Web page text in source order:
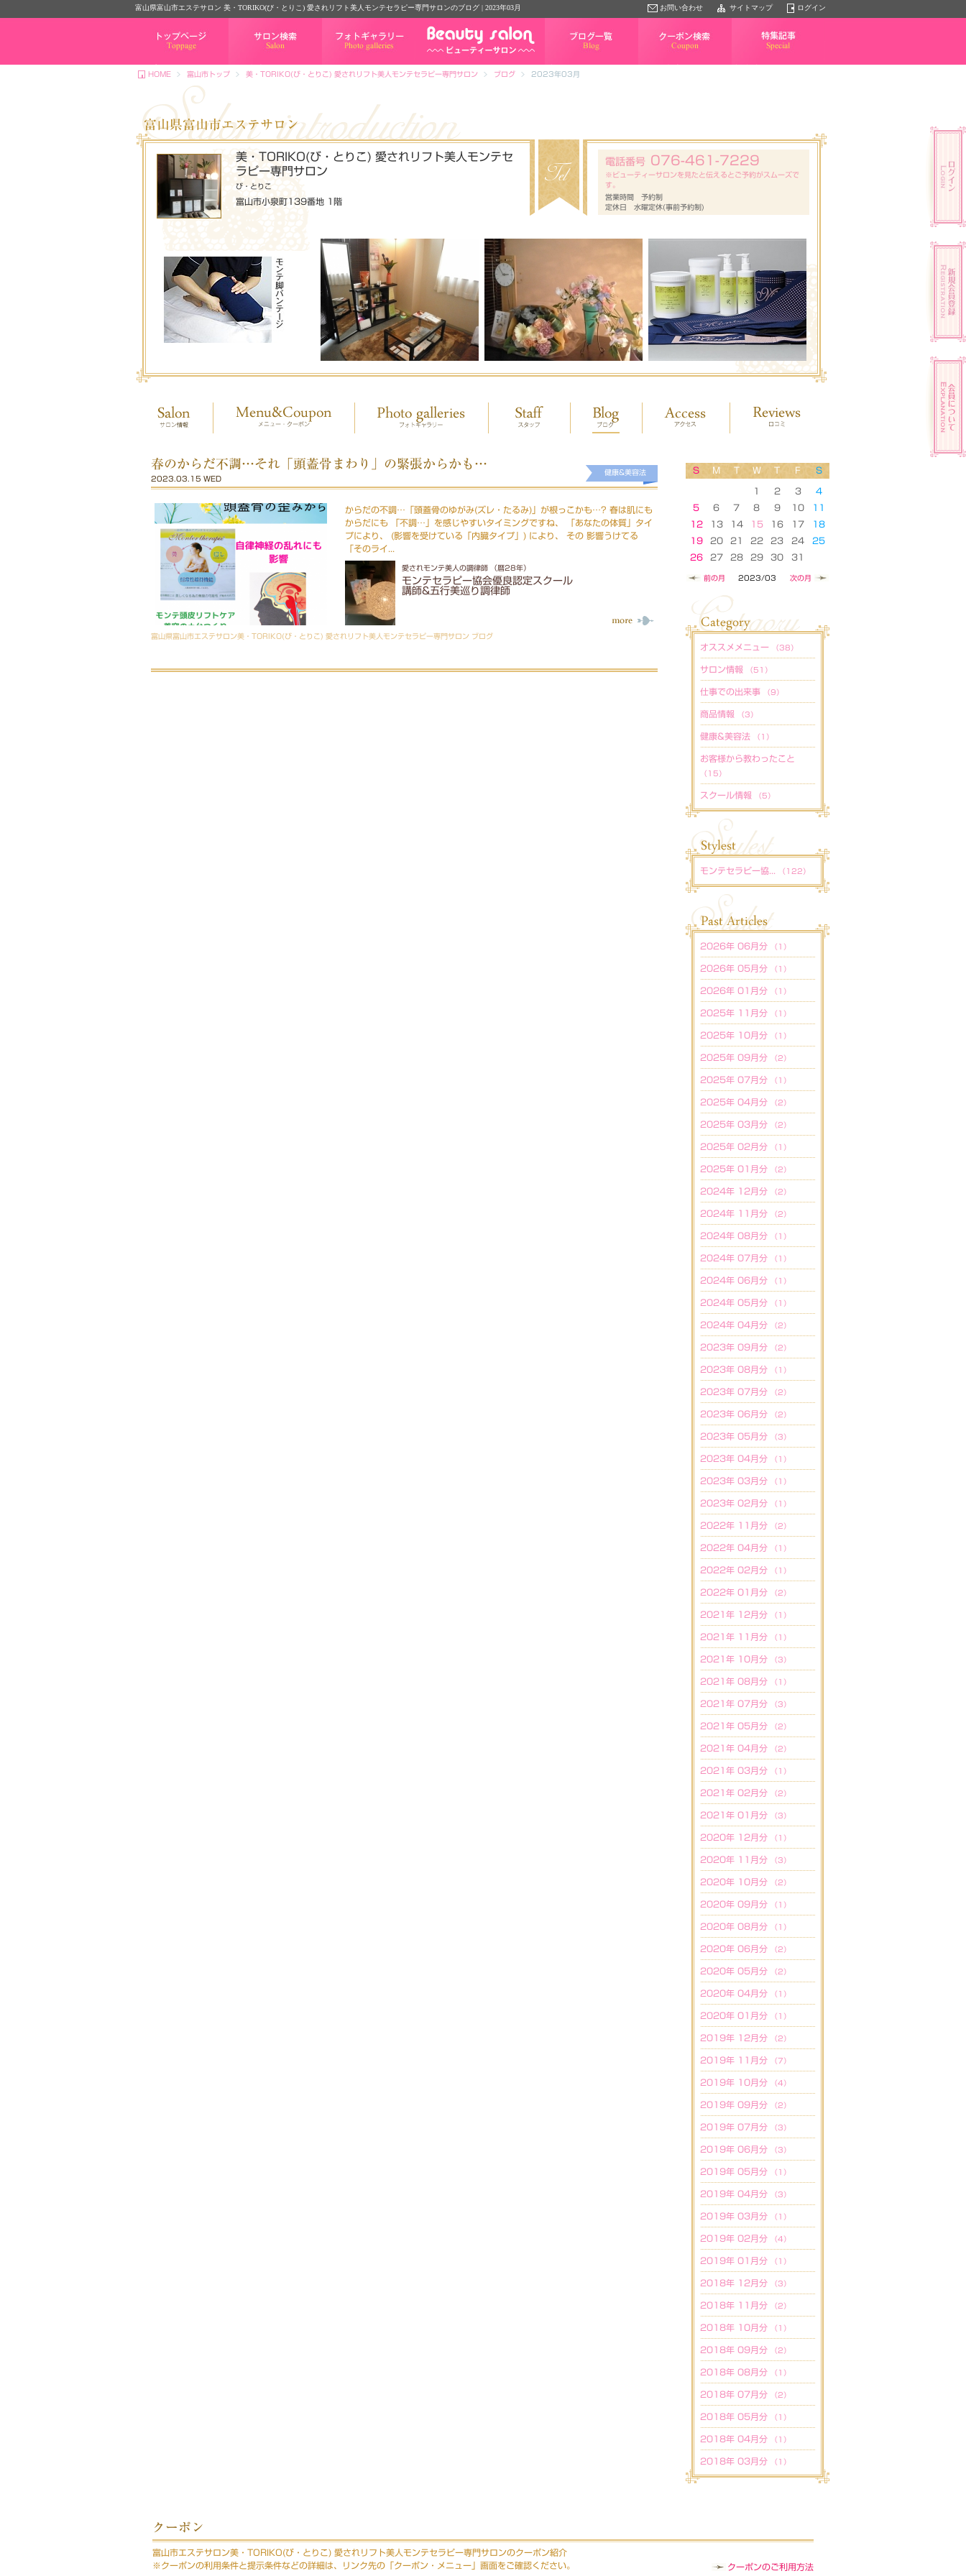
富山県富山市エステサロン 美・TORIKO(び・とりこ) 愛されリフト美人モンテセラピー専門サロンのブログ | 2023年03月 ログイン
サイトマップ
お問い合わせ
HOME 富山市トップ 美・TORIKO(び・とりこ) 愛されリフト美人モンテセラピー専門サロン ブログ 2023年03月
富山県富山市エステサロン
美・TORIKO(び・とりこ) 愛されリフト美人モンテセ
ラピー専門サロン
び・とりこ
富山市小泉町139番地 1階
電話番号 076-461-7229
※ビューティーサロンを見たと伝えるとご予約がスムーズで
す。
営業時間 予約制
定休日 水曜定休(事前予約制)
春のからだ不調…それ「頭蓋骨まわり」の緊張からかも…
2023.03.15 WED
健康&美容法
からだの不調…「頭蓋骨のゆがみ(ズレ・たるみ)」が根っこかも…? 春は肌にも
からだにも 「不調…」を感じやすいタイミングですね、 「あなたの体質」タイ
プにより、 (影響を受けている「内臓タイプ」) により、 その 影響うけてる
「そのライ...
愛されモンテ美人の調律師 （暦28年）
モンテセラピー協会優良認定スクール
講師&五行美巡り調律師
富山県富山市エステサロン美・TORIKO(び・とりこ) 愛されリフト美人モンテセラピー専門サロン ブログ
前の月 2023/03 次の月
S M T W T F S
1 2 3
4
5
6 7 8 9 10
11
12
13 14 15 16 17
18
19
20 21 22 23 24
25
26
27 28 29 30 31
オススメメニュー （38）
サロン情報 （51）
仕事での出来事 （9）
商品情報 （3）
健康&美容法 （1）
お客様から教わったこと
（15）
スクール情報 （5）
モンテセラピー協... （122）
2026年 06月分 （1）
2026年 05月分 （1）
2026年 01月分 （1）
2025年 11月分 （1）
2025年 10月分 （1）
2025年 09月分 （2）
2025年 07月分 （1）
2025年 04月分 （2）
2025年 03月分 （2）
2025年 02月分 （1）
2025年 01月分 （2）
2024年 12月分 （2）
2024年 11月分 （2）
2024年 08月分 （1）
2024年 07月分 （1）
2024年 06月分 （1）
2024年 05月分 （1）
2024年 04月分 （2）
2023年 09月分 （2）
2023年 08月分 （1）
2023年 07月分 （2）
2023年 06月分 （2）
2023年 05月分 （3）
2023年 04月分 （1）
2023年 03月分 （1）
2023年 02月分 （1）
2022年 11月分 （2）
2022年 04月分 （1）
2022年 02月分 （1）
2022年 01月分 （2）
2021年 12月分 （1）
2021年 11月分 （1）
2021年 10月分 （3）
2021年 08月分 （1）
2021年 07月分 （3）
2021年 05月分 （2）
2021年 04月分 （2）
2021年 03月分 （1）
2021年 02月分 （2）
2021年 01月分 （3）
2020年 12月分 （1）
2020年 11月分 （3）
2020年 10月分 （2）
2020年 09月分 （1）
2020年 08月分 （1）
2020年 06月分 （2）
2020年 05月分 （2）
2020年 04月分 （1）
2020年 01月分 （1）
2019年 12月分 （2）
2019年 11月分 （7）
2019年 10月分 （4）
2019年 09月分 （2）
2019年 07月分 （3）
2019年 06月分 （3）
2019年 05月分 （1）
2019年 04月分 （3）
2019年 03月分 （1）
2019年 02月分 （4）
2019年 01月分 （1）
2018年 12月分 （3）
2018年 11月分 （2）
2018年 10月分 （1）
2018年 09月分 （2）
2018年 08月分 （1）
2018年 07月分 （2）
2018年 05月分 （1）
2018年 04月分 （1）
2018年 03月分 （1）
クーポン
富山市エステサロン美・TORIKO(び・とりこ) 愛されリフト美人モンテセラピー専門サロンのクーポン紹介
※クーポンの利用条件と提示条件などの詳細は、リンク先の「クーポン・メニュー」画面をご確認ください。
クーポンのご利用方法